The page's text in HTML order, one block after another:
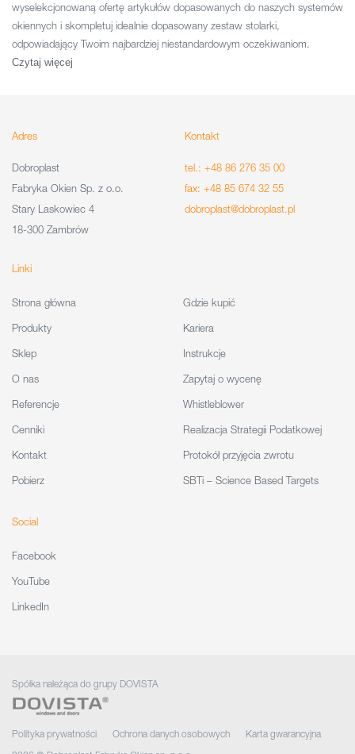
wyselekcjonowaną ofertę artykułów dopasowanych do naszych systemów
okiennych i skompletuj idealnie dopasowany zestaw stolarki,
odpowiadający Twoim najbardziej niestandardowym oczekiwaniom.
Czytaj więcej
Adres
Dobroplast
Fabryka Okien Sp. z o.o.
Stary Laskowiec 4
18-300 Zambrów
Kontakt
tel.: +48 86 276 35 00
fax: +48 85 674 32 55
dobroplast@dobroplast.pl
Linki
Strona główna
Produkty
Sklep
O nas
Referencje
Cenniki
Kontakt
Pobierz
Gdzie kupić
Kariera
Instrukcje
Zapytaj o wycenę
Whistleblower
Realizacja Strategii Podatkowej
Protokół przyjęcia zwrotu
SBTi – Science Based Targets
Social
Facebook
YouTube
LinkedIn
Spółka należąca do grupy DOVISTA
Polityka prywatności Ochrona danych osobowych
Karta gwarancyjna